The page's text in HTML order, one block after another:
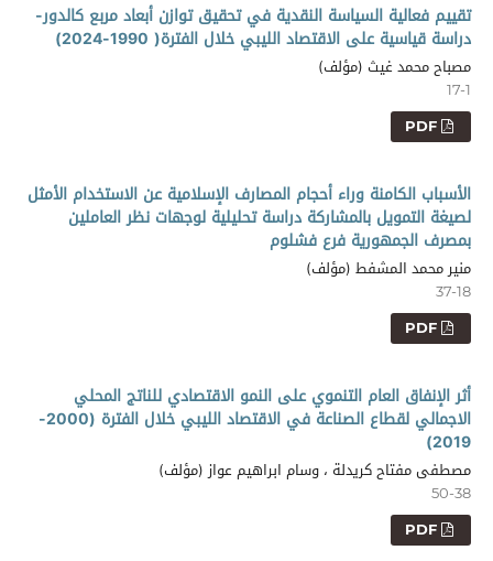
تقييم فعالية السياسة النقدية في تحقيق توازن أبعاد مربع كالدور-
دراسة قياسية على الاقتصاد الليبي خلال الفترة( 1990-2024)
مصباح محمد غيث (مؤلف)
17-1
PDF
الأسباب الكامنة وراء أحجام المصارف الإسلامية عن الاستخدام الأمثل
لصيغة التمويل بالمشاركة دراسة تحليلية لوجهات نظر العاملين
بمصرف الجمهورية فرع فشلوم
منير محمد المشفط (مؤلف)
37-18
PDF
أثر الإنفاق العام التنموي على النمو الاقتصادي للناتج المحلي
الاجمالي لقطاع الصناعة في الاقتصاد الليبي خلال الفترة (2000-
2019)
مصطفى مفتاح كريدلة ، وسام ابراهيم عواز (مؤلف)
50-38
PDF